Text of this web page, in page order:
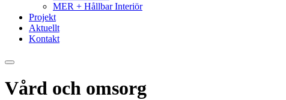
MER + Hållbar Interiör
Projekt
Aktuellt
Kontakt
Vård och omsorg